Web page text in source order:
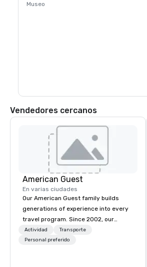
Museo
Vendedores cercanos
American Guest
En varias ciudades
Our American Guest family builds
generations of experience into every
travel program. Since 2002, our
mission has been to capture the
imagination of your corporate guests
Actividad
Transporte
Personal preferido